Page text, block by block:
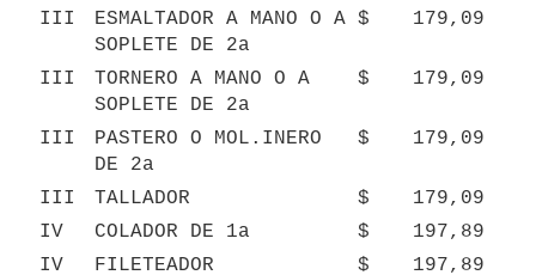
III
ESMALTADOR A MANO O A
SOPLETE DE 2a
$ 179,09
III
TORNERO A MANO O A
SOPLETE DE 2a
$ 179,09
III
PASTERO O MOL.INERO
DE 2a
$ 179,09
III TALLADOR $
179,09
IV
COLADOR DE 1a $
197,89
IV
FILETEADOR $
197,89